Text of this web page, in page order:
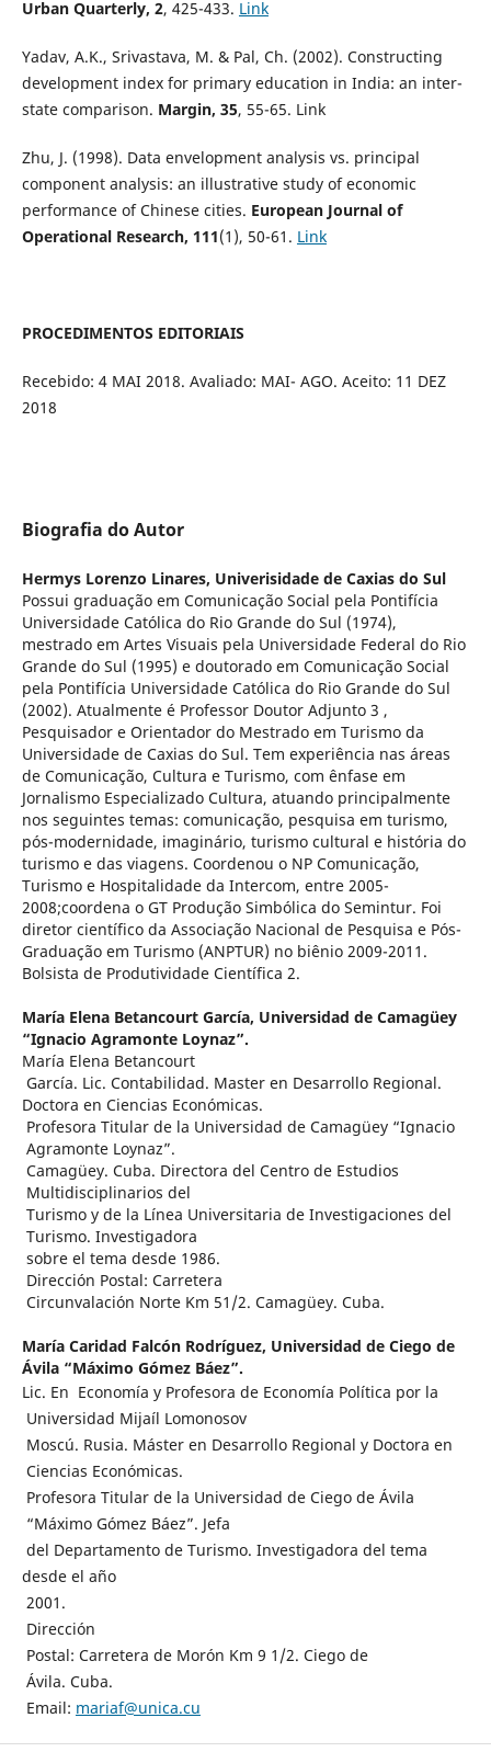
Urban Quarterly, 2, 425-433. Link
Yadav, A.K., Srivastava, M. & Pal, Ch. (2002). Constructing
development index for primary education in India: an inter-
state comparison. Margin, 35, 55-65. Link
Zhu, J. (1998). Data envelopment analysis vs. principal
component analysis: an illustrative study of economic
performance of Chinese cities. European Journal of
Operational Research, 111(1), 50-61. Link
PROCEDIMENTOS EDITORIAIS
Recebido: 4 MAI 2018. Avaliado: MAI- AGO. Aceito: 11 DEZ
2018
Biografia do Autor
Hermys Lorenzo Linares, Univerisidade de Caxias do Sul
Possui graduação em Comunicação Social pela Pontifícia
Universidade Católica do Rio Grande do Sul (1974),
mestrado em Artes Visuais pela Universidade Federal do Rio
Grande do Sul (1995) e doutorado em Comunicação Social
pela Pontifícia Universidade Católica do Rio Grande do Sul
(2002). Atualmente é Professor Doutor Adjunto 3 ,
Pesquisador e Orientador do Mestrado em Turismo da
Universidade de Caxias do Sul. Tem experiência nas áreas
de Comunicação, Cultura e Turismo, com ênfase em
Jornalismo Especializado Cultura, atuando principalmente
nos seguintes temas: comunicação, pesquisa em turismo,
pós-modernidade, imaginário, turismo cultural e história do
turismo e das viagens. Coordenou o NP Comunicação,
Turismo e Hospitalidade da Intercom, entre 2005-
2008;coordena o GT Produção Simbólica do Semintur. Foi
diretor científico da Associação Nacional de Pesquisa e Pós-
Graduação em Turismo (ANPTUR) no biênio 2009-2011.
Bolsista de Produtividade Científica 2.
María Elena Betancourt García, Universidad de Camagüey
“Ignacio Agramonte Loynaz”.
María Elena Betancourt
García. Lic. Contabilidad. Master en Desarrollo Regional.
Doctora en Ciencias Económicas.
Profesora Titular de la Universidad de Camagüey “Ignacio
Agramonte Loynaz”.
Camagüey. Cuba. Directora del Centro de Estudios
Multidisciplinarios del
Turismo y de la Línea Universitaria de Investigaciones del
Turismo. Investigadora
sobre el tema desde 1986.
Dirección Postal: Carretera
Circunvalación Norte Km 51/2. Camagüey. Cuba.
María Caridad Falcón Rodríguez, Universidad de Ciego de
Ávila “Máximo Gómez Báez”.
Lic. En Economía y Profesora de Economía Política por la
Universidad Mijaíl Lomonosov
Moscú. Rusia. Máster en Desarrollo Regional y Doctora en
Ciencias Económicas.
Profesora Titular de la Universidad de Ciego de Ávila
“Máximo Gómez Báez”. Jefa
del Departamento de Turismo. Investigadora del tema
desde el año
2001.
Dirección
Postal: Carretera de Morón Km 9 1/2. Ciego de
Ávila. Cuba.
Email: mariaf@unica.cu